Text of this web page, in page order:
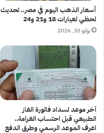
أسعار الذهب اليوم في مصر.. تحديث
لحظي لعيارات 18 و21 و24
يوليو 30, 2026
آخر موعد لسداد فاتورة الغاز
الطبيعي قبل احتساب الغرامة..
اعرف الموعد الرسمي وطرق الدفع